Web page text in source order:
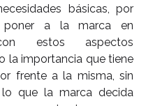
básicas, por
poner a la marca en
estos aspectos
la importancia que tiene
frente a la misma, sin
que la marca decida